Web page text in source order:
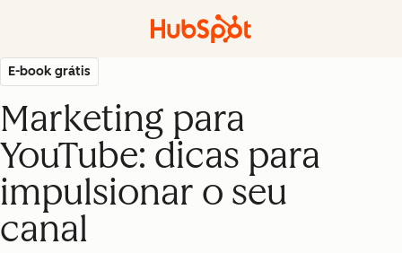
E-book grátis
Marketing para
YouTube: dicas para
impulsionar o seu
canal